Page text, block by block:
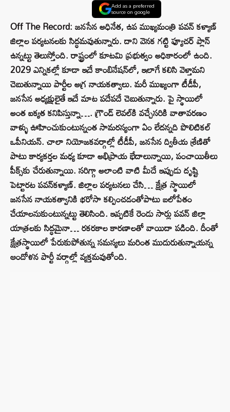
Add as a preferred
source on google
Off The Record: జనసేన అధినేత, ఉప ముఖ్యమంత్రి పవన్ కళ్యాణ్
జిల్లాల పర్యటనలకు సిద్ధమవుతున్నారు. దాని వెనక గట్టి ఫ్యూచర్‌ ప్లాన్‌
ఉన్నట్టు తెలుస్తోంది. రాష్ట్రంలో కూటమి ప్రభుత్వం అధికారంలో ఉంది.
2029 ఎన్నికల్లో కూడా ఇదే కాంబినేషన్‌లో, ఇలాగే కలిసి వెళ్తామని
చెబుతున్నాయి పార్టీల అగ్ర నాయకత్వాలు. మరీ ముఖ్యంగా టీడీపీ,
జనసేన అధ్యక్షులైతే ఇదే మాట పదేపదే చెబుతున్నారు. పై స్థాయిలో
అంత ఐక్యత కనిపిస్తున్నా…. గ్రౌండ్ లెవల్‌కి వచ్చేసరికి వాతావరణం
వాళ్ళు ఊహించుకుంటున్నంత సామరస్యంగా ఏం లేదన్నది పొలిటికల్‌
ఒపీనియన్‌. చాలా నియోజకవర్గాల్లో టీడీపీ, జనసేన ద్వితీయ శ్రేణితో
పాటు కార్యకర్తల మధ్య కూడా అభిప్రాయ భేదాలున్నాయి, పంచాయితీలు
పీక్స్‌కు చేరుతున్నాయి. సరిగ్గా అలాంటి వాటి మీదే ఇప్పుడు దృష్టి
పెట్టారట పవన్‌కళ్యాణ్‌. జిల్లాల పర్యటనలు చేసి… క్షేత్ర స్థాయిలో
జనసేన నాయకత్వానికి భరోసా కల్పించడంతోపాటు బలోపేతం
చేయాలనుకుంటున్నట్టు తెలిసింది. ఇప్పటికే రెండు సార్లు పవన్ జిల్లా
యాత్రలకు సిద్ధమైనా… రకరకాల కారణాలతో వాయిదా పడింది. దీంతో
క్షేత్రస్థాయిలో పేరుకుపోతున్న సమస్యలు మరింత ముదురుతున్నాయన్న
ఆందోళన పార్టీ వర్గాల్లో వ్యక్తమవుతోంది.